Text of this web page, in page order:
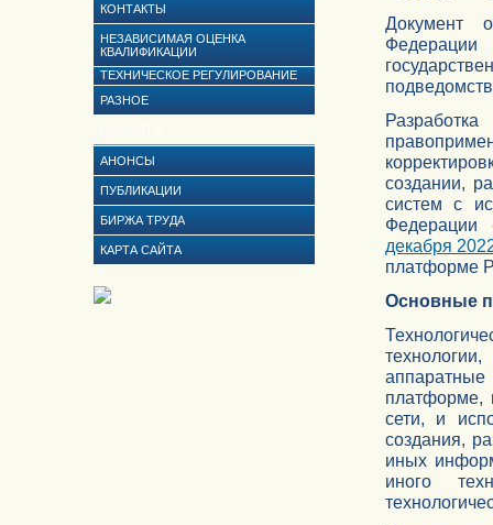
КОНТАКТЫ
НЕЗАВИСИМАЯ ОЦЕНКА
КВАЛИФИКАЦИИ
ТЕХНИЧЕСКОЕ РЕГУЛИРОВАНИЕ
РАЗНОЕ
АНОНСЫ
ПУБЛИКАЦИИ
БИРЖА ТРУДА
КАРТА САЙТА
Документ
создании,
систем с
декабря
платформе
Основные
платформе,
сети, и
создания,
иных
иного